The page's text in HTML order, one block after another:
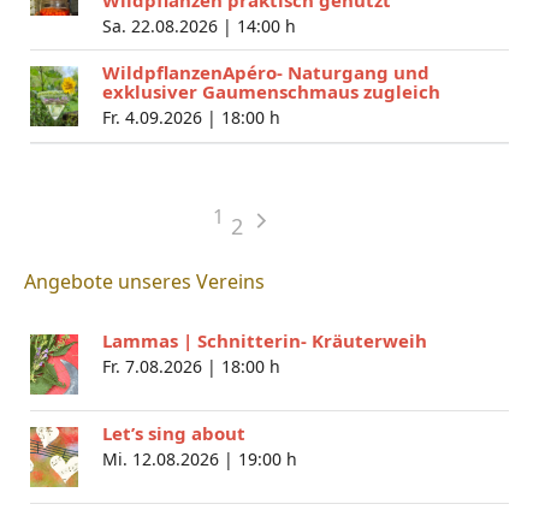
Sa. 22.08.2026 | 14:00 h
WildpflanzenApéro- Naturgang und
exklusiver Gaumenschmaus zugleich
Fr. 4.09.2026 | 18:00 h
1 2
Angebote unseres Vereins
Lammas | Schnitterin- Kräuterweih
Fr. 7.08.2026 | 18:00 h
Let’s sing about
Mi. 12.08.2026 | 19:00 h